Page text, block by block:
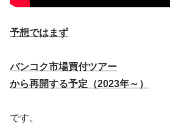
予想ではまず
バンコク市場買付ツアー
から再開する予定（2023年～）
です。